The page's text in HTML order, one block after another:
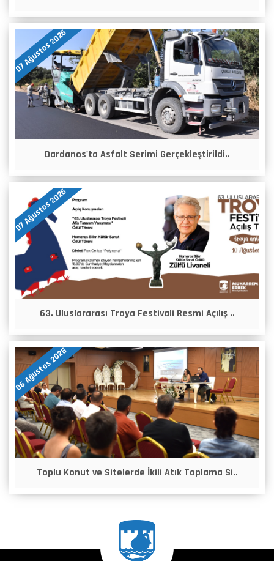
07 Ağustos 2026
Dardanos'ta Asfalt Serimi Gerçekleştirildi..
07 Ağustos 2026
63. Uluslararası Troya Festivali Resmi Açılış ..
06 Ağustos 2026
Toplu Konut ve Sitelerde İkili Atık Toplama Si..